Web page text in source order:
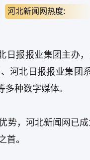
河北新闻网热度:
日报报业集团主办
河北日报报业集团
种数字媒体。
势，河北新闻网已
首。